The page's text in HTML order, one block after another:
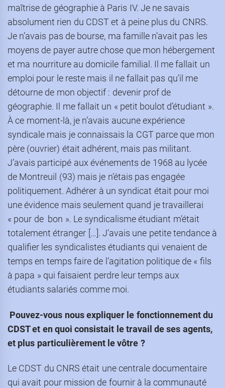
maîtrise de géographie à Paris IV. Je ne savais
absolument rien du CDST et à peine plus du CNRS.
Je n’avais pas de bourse, ma famille n’avait pas les
moyens de payer autre chose que mon hébergement
et ma nourriture au domicile familial. Il me fallait un
emploi pour le reste mais il ne fallait pas qu’il me
détourne de mon objectif : devenir prof de
géographie. Il me fallait un « petit boulot d’étudiant ».
À ce moment-là, je n’avais aucune expérience
syndicale mais je connaissais la CGT parce que mon
père (ouvrier) était adhérent, mais pas militant.
J’avais participé aux événements de 1968 au lycée
de Montreuil (93) mais je n’étais pas engagée
politiquement. Adhérer à un syndicat était pour moi
une évidence mais seulement quand je travaillerai
« pour de bon ». Le syndicalisme étudiant m’était
totalement étranger […]. J’avais une petite tendance à
qualifier les syndicalistes étudiants qui venaient de
temps en temps faire de l’agitation politique de « fils
à papa » qui faisaient perdre leur temps aux
étudiants salariés comme moi.
Pouvez-vous nous expliquer le fonctionnement du
CDST et en quoi consistait le travail de ses agents,
et plus particulièrement le vôtre ?
Le CDST du CNRS était une centrale documentaire
qui avait pour mission de fournir à la communauté